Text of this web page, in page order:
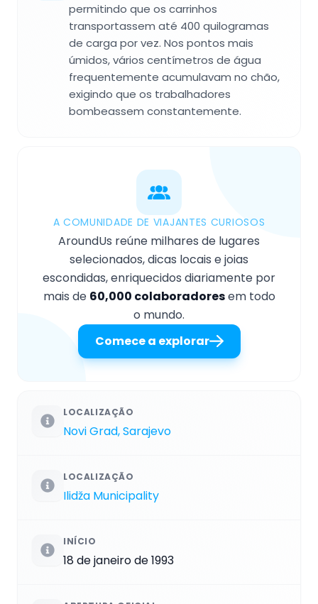
permitindo que os carrinhos
transportassem até 400 quilogramas
de carga por vez. Nos pontos mais
úmidos, vários centímetros de água
frequentemente acumulavam no chão,
exigindo que os trabalhadores
bombeassem constantemente.
A COMUNIDADE DE VIAJANTES CURIOSOS
AroundUs reúne milhares de lugares
selecionados, dicas locais e joias
escondidas, enriquecidos diariamente por
mais de 60,000 colaboradoresem todo
o mundo.
Comece a explorar
LOCALIZAÇÃO
Novi Grad, Sarajevo
LOCALIZAÇÃO
Ilidža Municipality
INÍCIO
18 de janeiro de 1993